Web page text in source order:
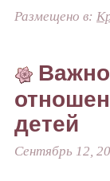
Размещено в:
детей
Сентябрь 12,